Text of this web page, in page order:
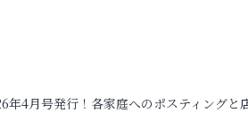
年4月号発行！各家庭へのポスティングと